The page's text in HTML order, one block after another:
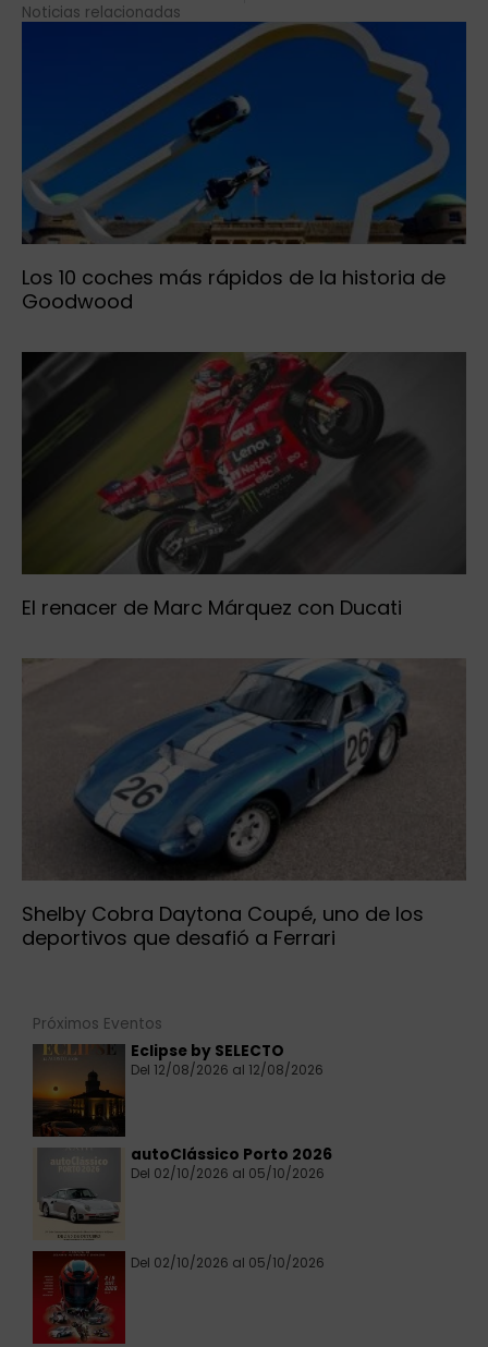
Noticias relacionadas
Los 10 coches más rápidos de la historia de
Goodwood
El renacer de Marc Márquez con Ducati
Shelby Cobra Daytona Coupé, uno de los
deportivos que desafió a Ferrari
Próximos Eventos
Eclipse by SELECTO
Del 12/08/2026 al 12/08/2026
autoClássico Porto 2026
Del 02/10/2026 al 05/10/2026
Del 02/10/2026 al 05/10/2026